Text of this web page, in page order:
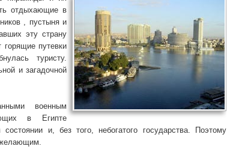
отдыхающие в
, пустыня и
эту страну
путевки
туристу.
и загадочной
военным
в Египте
и, без того, небогатого государства. Поэтому
желающим.